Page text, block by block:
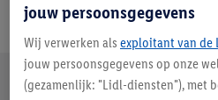
Lidl
Jouw voordelen bij ons als Lidl
Gratis retourneren Veilig
jouw persoonsgegevens
Wij verwerken als exploitant van de
jouw persoonsgegevens op onze
(gezamenlijk: "Lidl-diensten"), met